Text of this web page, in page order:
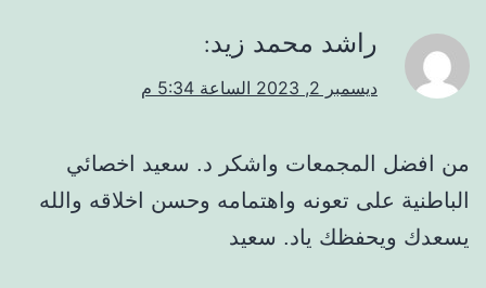
راشد محمد زيد:
ديسمبر 2, 2023 الساعة 5:34 م
من افضل المجمعات واشكر د. سعيد اخصائي
الباطنية على تعونه واهتمامه وحسن اخلاقه والله
يسعدك ويحفظك ياد. سعيد